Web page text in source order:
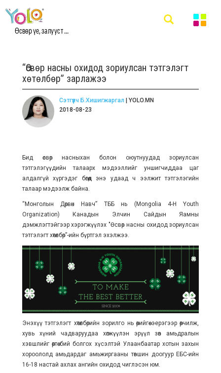
Өсвөр үе, залууст ...
“Өсвөр насны охидод зориулсан тэтгэлэгт
хөтөлбөр” зарлажээ
Сэтгүүлч Б.Хишигжаргал | YOLO.MN
2018-08-23
Бид өсвөр насныхан болон оюутнуудад зориулсан
тэтгэлэгүүдийн талаарх мэдээллийг уншигчиддаа цаг
алдалгүй хүргэдэг бөгөөд энэ удаад ч ээлжит тэтгэлэгийн
талаар мэдээлж байна.
“Монголын Дөрвөн Навч” ТББ нь (Mоngolia 4-H Youth
Organization) Канадын Элчин Сайдын Яамны
дэмжлэгтэйгээр хэрэгжүүлэх "Өсвөр насны охидод зориулсан
тэтгэлэгт хөтөлбөр”-ийн бүртгэл эхэлжээ.
Энэхүү тэтгэлэгт хөтөлбөрийн зорилго нь өөрийгөө эерэгээр өөрчилж,
хувь хүний чадваруудаа хөгжүүлэн эрүүл зөв амьдралын
хэвшлийг өөртөө бий болгох хүсэлтэй Улаанбаатар хотын захын
хороололд амьдардаг амьжиргааны төвшин доогуур ЕБС-ийн
16-18 настай ахлах ангийн охидод чиглэсэн юм.